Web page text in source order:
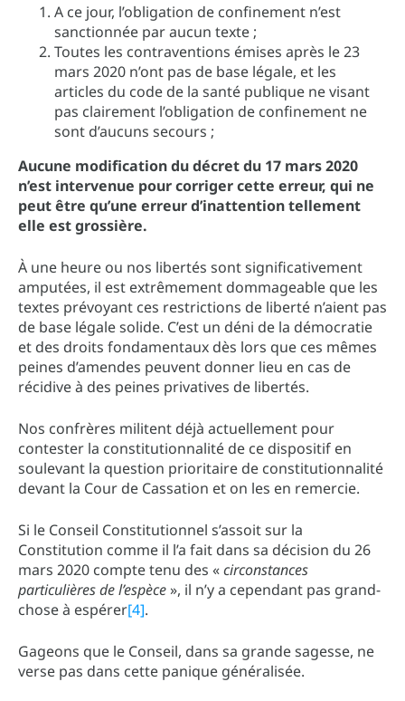
A ce jour, l’obligation de confinement n’est
sanctionnée par aucun texte ;
Toutes les contraventions émises après le 23
mars 2020 n’ont pas de base légale, et les
articles du code de la santé publique ne visant
pas clairement l’obligation de confinement ne
sont d’aucuns secours ;
Aucune modification du décret du 17 mars 2020
n’est intervenue pour corriger cette erreur, qui ne
peut être qu’une erreur d’inattention tellement
elle est grossière.
À une heure ou nos libertés sont significativement
amputées, il est extrêmement dommageable que les
textes prévoyant ces restrictions de liberté n’aient pas
de base légale solide. C’est un déni de la démocratie
et des droits fondamentaux dès lors que ces mêmes
peines d’amendes peuvent donner lieu en cas de
récidive à des peines privatives de libertés.
Nos confrères militent déjà actuellement pour
contester la constitutionnalité de ce dispositif en
soulevant la question prioritaire de constitutionnalité
devant la Cour de Cassation et on les en remercie.
Si le Conseil Constitutionnel s’assoit sur la
Constitution comme il l’a fait dans sa décision du 26
mars 2020 compte tenu des «circonstances
particulières de l’espèce», il n’y a cependant pas grand-
chose à espérer[4].
Gageons que le Conseil, dans sa grande sagesse, ne
verse pas dans cette panique généralisée.